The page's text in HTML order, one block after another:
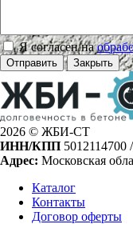
Я согласен на
Отправить Закрыть
2026 © ЖБИ-СТ
ИНН/КПП 5012114700
Адрес: Московская
Каталог
Контакты
Договор оферты